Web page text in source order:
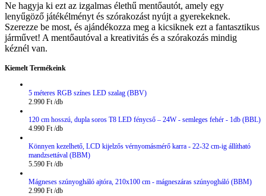
Ne hagyja ki ezt az izgalmas élethű mentőautót, amely egy
lenyűgöző játékélményt és szórakozást nyújt a gyerekeknek.
Szerezze be most, és ajándékozza meg a kicsiknek ezt a fantasztikus
járművet! A mentőautóval a kreativitás és a szórakozás mindig
kéznél van.
Kiemelt Termékeink
5 méteres RGB színes LED szalag (BBV)
2.990 Ft
120 cm hosszú, dupla soros T8 LED fénycső – 24W - semleges fehér - 1db (BBL)
4.990 Ft
Könnyen kezelhető, LCD kijelzős vérnyomásmérő karra - 22-32 cm-ig állítható
mandzsettával (BBM)
5.590 Ft
Mágneses szúnyogháló ajtóra, 210x100 cm - mágneszáras szúnyogháló (BBM)
2.990 Ft